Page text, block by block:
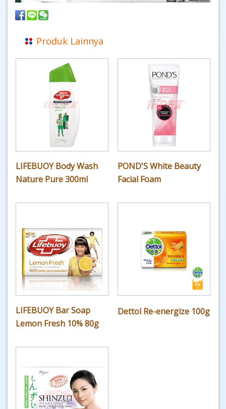
Produk Lainnya
LIFEBUOY Body Wash
Nature Pure 300ml
POND'S White Beauty
Facial Foam
LIFEBUOY Bar Soap
Lemon Fresh 10% 80g
Dettol Re-energize 100g